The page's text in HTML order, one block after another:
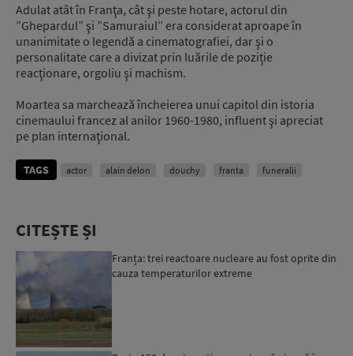
Adulat atât în Franţa, cât şi peste hotare, actorul din
”Ghepardul” şi ”Samuraiul” era considerat aproape în
unanimitate o legendă a cinematografiei, dar şi o
personalitate care a divizat prin luările de poziţie
reacţionare, orgoliu şi machism.
Moartea sa marchează încheierea unui capitol din istoria
cinemaului francez al anilor 1960-1980, influent şi apreciat
pe plan internaţional.
TAGS actor alain delon douchy franta funeralii
CITEȘTE ȘI
Franța: trei reactoare nucleare au fost oprite din
cauza temperaturilor extreme